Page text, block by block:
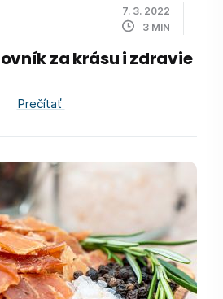
7. 3. 2022
3 MIN
za krásu i zdravie
Prečítať